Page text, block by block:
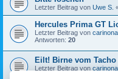
Letzter Beitrag von Uwe S.
Hercules Prima GT
Letzter Beitrag von carinona
Antworten: 20
Eilt! Birne vom
Letzter Beitrag von carinona